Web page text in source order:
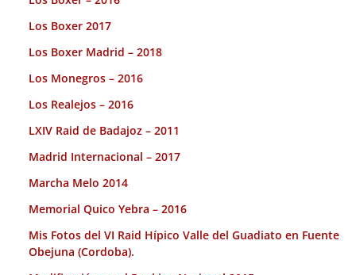
Los Boxer 2017
Los Boxer Madrid – 2018
Los Monegros – 2016
Los Realejos – 2016
LXIV Raid de Badajoz – 2011
Madrid Internacional – 2017
Marcha Melo 2014
Memorial Quico Yebra – 2016
Mis Fotos del VI Raid Hípico Valle del Guadiato en Fuente
Obejuna (Cordoba).